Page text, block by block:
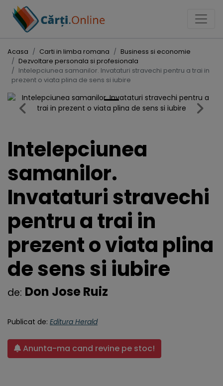
Acasa Carti in limba romana
Business si economie
Dezvoltare personala si profesionala
Intelepciunea samanilor. Invataturi stravechi pentru a trai in
prezent o viata plina de sens si iubire
Previous Next
Intelepciunea
samanilor.
Invataturi stravechi
pentru a trai in
prezent o viata plina
de sens si iubire
de: Don Jose Ruiz
Publicat de: Editura Herald
Anunta-ma cand revine pe stoc!